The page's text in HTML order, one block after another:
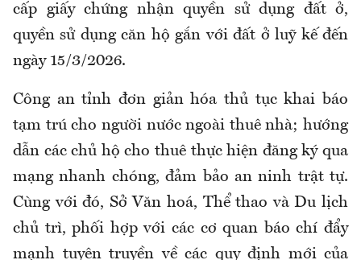
cấp giấy chứng nhận quyền sử dụng đất ở,
quyền sử dụng căn hộ gắn với đất ở luỹ kế đến
ngày 15/3/2026.
Công an tỉnh đơn giản hóa thủ tục khai báo
tạm trú cho người nước ngoài thuê nhà; hướng
dẫn các chủ hộ cho thuê thực hiện đăng ký qua
mạng nhanh chóng, đảm bảo an ninh trật tự.
Cùng với đó, Sở Văn hoá, Thể thao và Du lịch
chủ trì, phối hợp với các cơ quan báo chí đẩy
mạnh tuyên truyền về các quy định mới của